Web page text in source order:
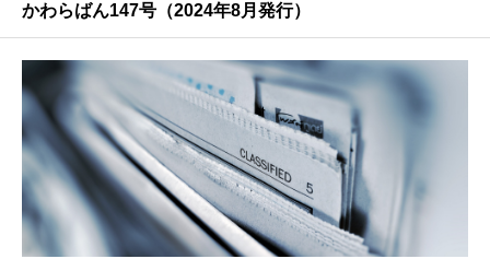
かわらばん147号（2024年8月発行）